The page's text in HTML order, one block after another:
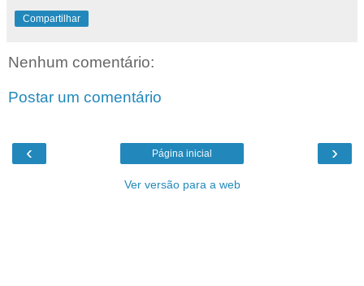
Compartilhar
Nenhum comentário:
Postar um comentário
‹ ›
Página inicial
Ver versão para a web